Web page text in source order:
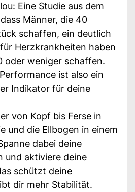
Eine Studie aus dem
Männer, die 40
schaffen, ein deutlich
Herzkrankheiten haben
oder weniger schaffen.
ist also ein
Indikator für deine
von Kopf bis Ferse in
und die Ellbogen in einem
dabei deine
und aktiviere deine
schützt deine
dir mehr Stabilität.